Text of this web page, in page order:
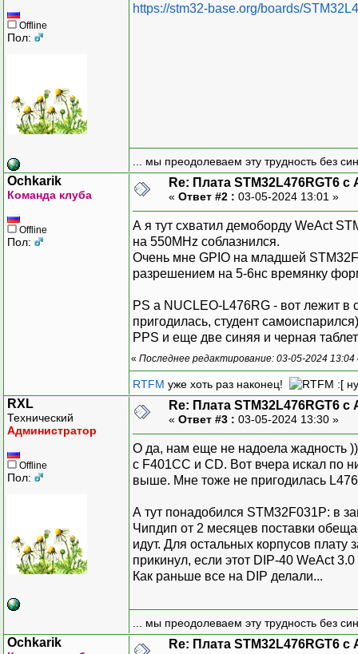
Offline
Пол:
https://stm32-base.org/boards/
... мы преодолеваем эту трудность без
Ochkarik
Команда клуба
Offline
Пол:
Re: Плата STM32L476RGT6
« Ответ #2 : 03-05-2024 13:01 »
А я тут схватил демоборду WeAct
на 550MHz соблазнился.
Очень мне GPIO на младшей
разрешением на 5-6нс времянку
PS а NUCLEO-L476RG - вот лежит в
пригодилась, студент самоиспарился)
PPS и еще две синяя и черная
« Последнее редактирование: 03-05-2024
RTFM уже хоть раз наконец! :[
RXL
Технический
Администратор
Offline
Пол:
Re: Плата STM32L476RGT6
« Ответ #3 : 03-05-2024 13:30 »
О да, нам еще не надоела жадность
с F401CC и CD. Вот вчера искал по
выше. Мне тоже не пригодилась
А тут понадобился STM32F031P: в
Чипдип от 2 месяцев поставки
идут. Для остальных корпусов плату
прикинул, если этот DIP-40 WeAct
Как раньше все на DIP делали...
... мы преодолеваем эту трудность без
Ochkarik Re: Плата STM32L476RGT6